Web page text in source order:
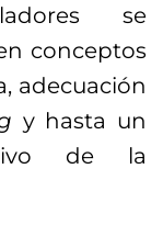
se
conceptos
adecuación
y hasta un
de la